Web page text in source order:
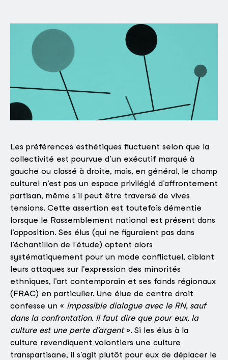
Les préférences esthétiques fluctuent selon que la
collectivité est pourvue d’un exécutif marqué à
gauche ou classé à droite, mais, en général, le champ
culturel n’est pas un espace privilégié d’affrontement
partisan, même s’il peut être traversé de vives
tensions. Cette assertion est toutefois démentie
lorsque le Rassemblement national est présent dans
l’opposition. Ses élus (qui ne figuraient pas dans
l’échantillon de l’étude) optent alors
systématiquement pour un mode conflictuel, ciblant
leurs attaques sur l’expression des minorités
ethniques, l’art contemporain et ses fonds régionaux
(FRAC) en particulier. Une élue de centre droit
confesse un « impossible dialogue avec le RN, sauf
dans la confrontation. Il faut dire que pour eux, la
culture est une perte d’argent». Si les élus à la
culture revendiquent volontiers une culture
transpartisane, il s’agit plutôt pour eux de déplacer le